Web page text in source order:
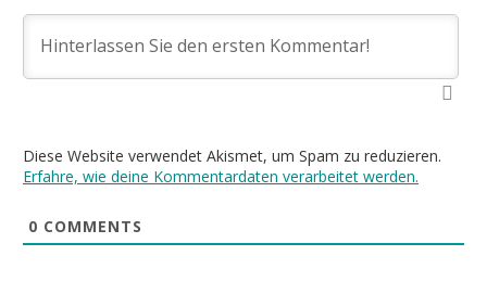
Diese Website verwendet Akismet, um Spam zu reduzieren.
Erfahre, wie deine Kommentardaten verarbeitet werden.
0 COMMENTS